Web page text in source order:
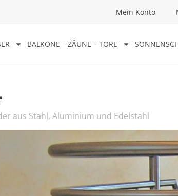
Mein Konto
BALKONE – ZÄUNE – TORE
aus Stahl, Aluminium und Edelstahl